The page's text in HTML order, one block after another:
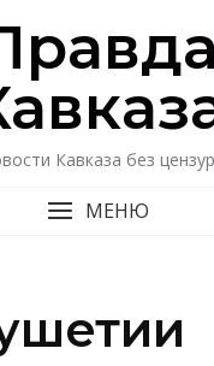
Кавказа без
МЕНЮ